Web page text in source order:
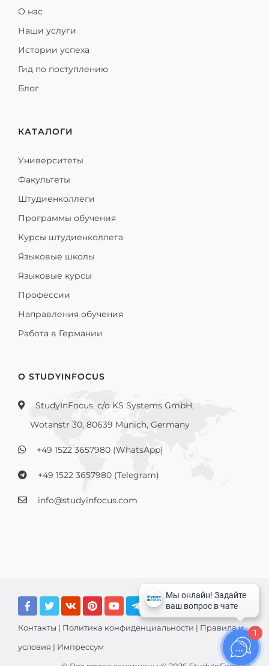
О нас
Наши услуги
Истории успеха
Гид по поступлению
Блог
КАТАЛОГИ
Университеты
Факультеты
Штудиенколлеги
Программы обучения
Курсы штудиенколлега
Языковые школы
Языковые курсы
Профессии
Направления обучения
Работа в Германии
О STUDYINFOCUS
StudyInFocus, c/o KS Systems GmbH,
Wotanstr 30, 80639 Munich, Germany
+49 1522 3657980 (WhatsApp)
+49 1522 3657980 (Telegram)
info@studyinfocus.com
Контакты | Политика конфиденциальности | Правила и
условия | Импрессум
1